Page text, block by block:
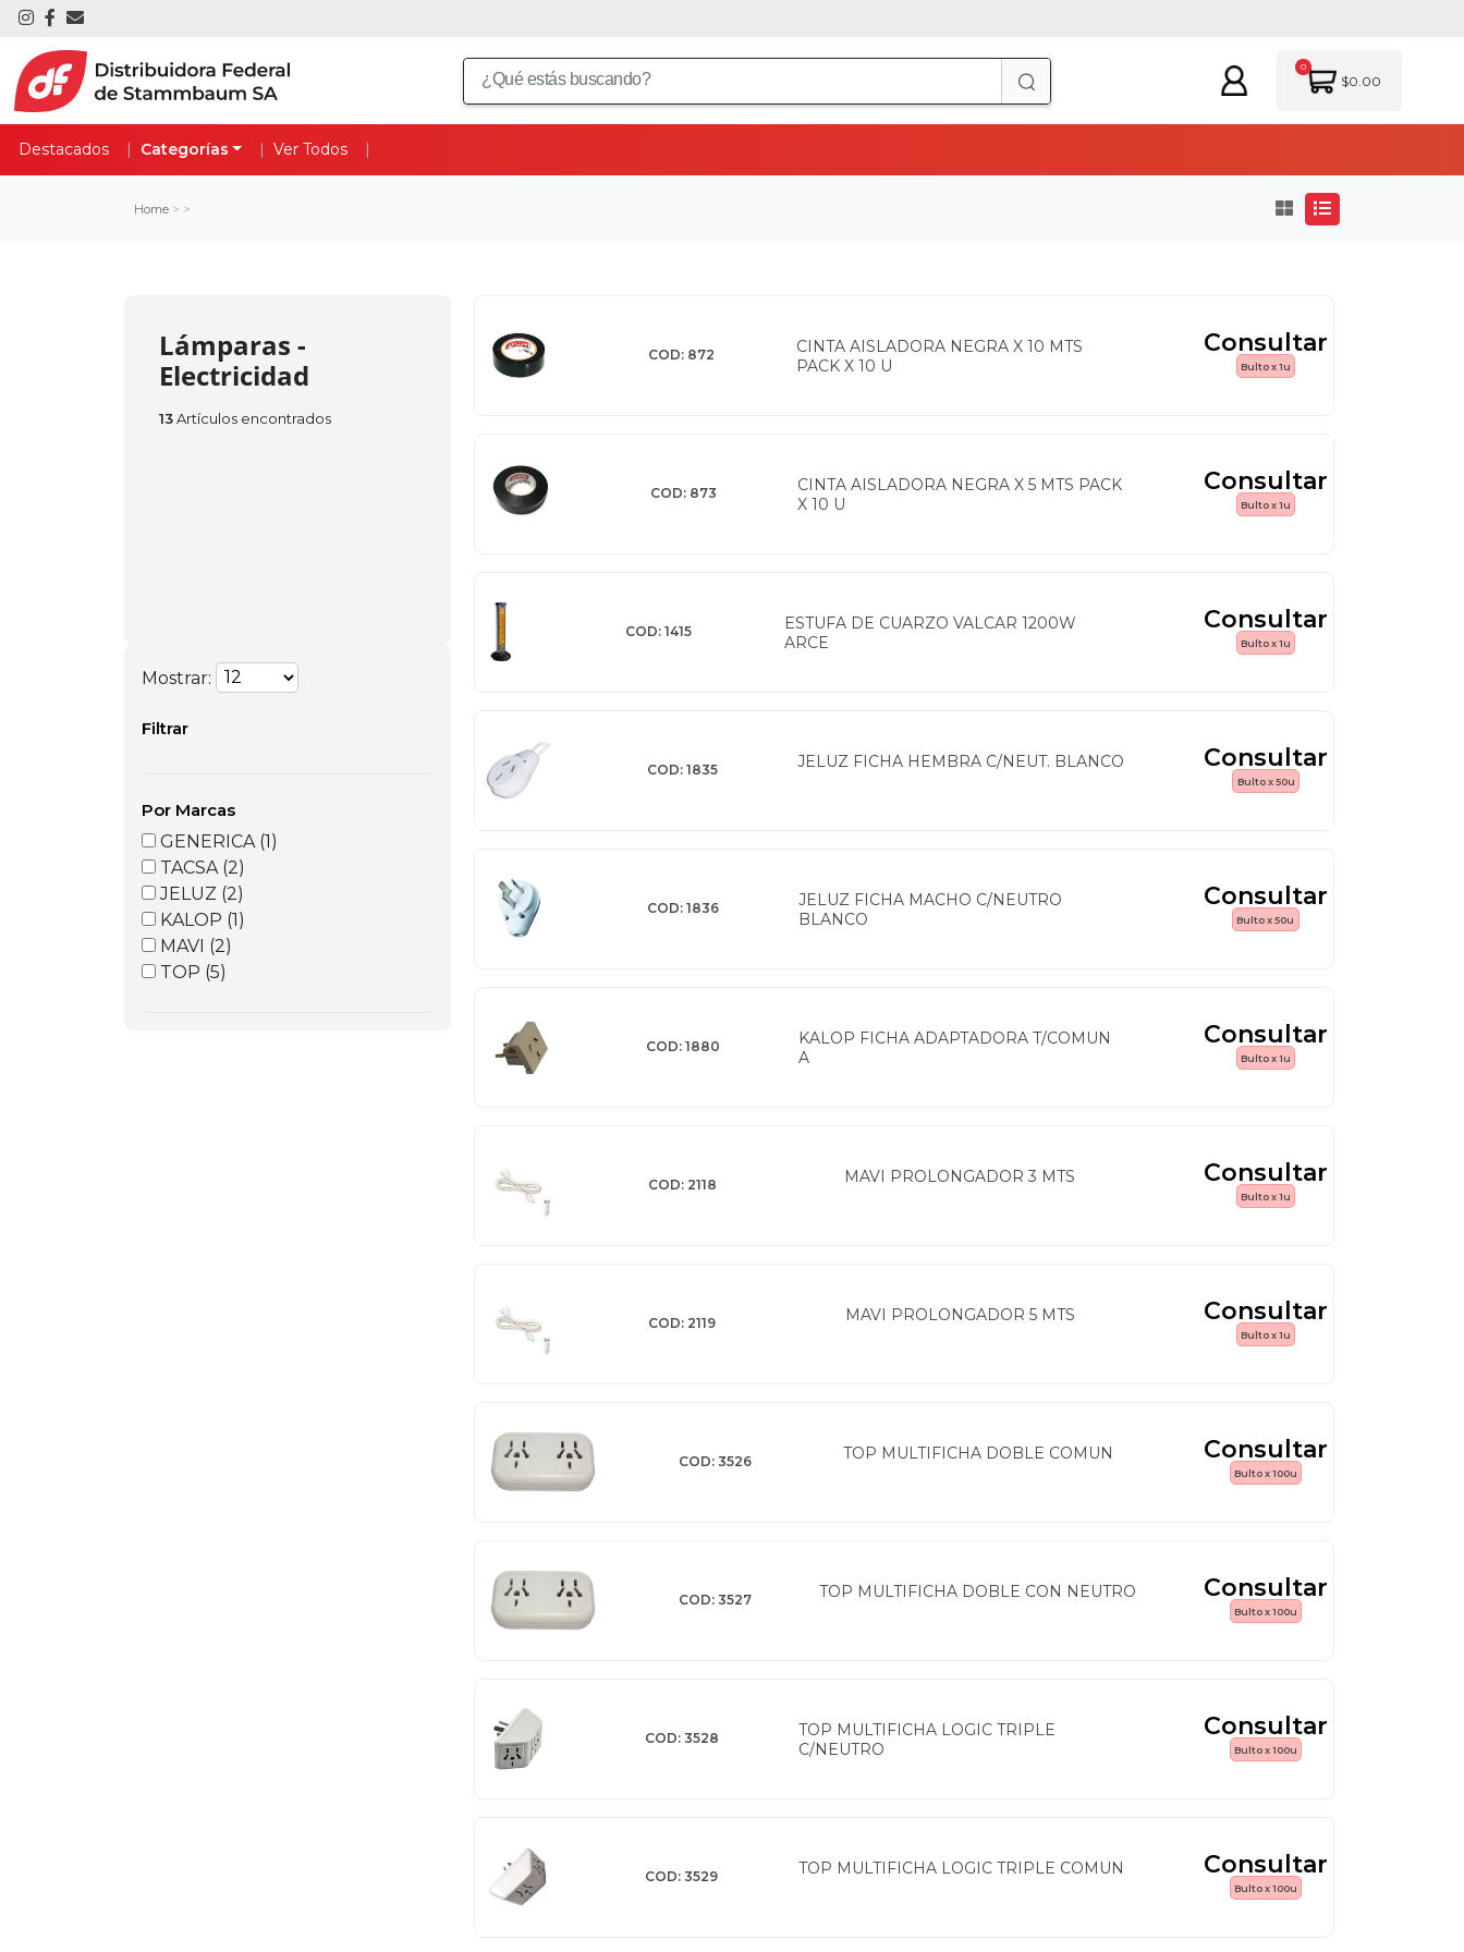
0
$0.00
Destacados Categorías Ver Todos
Home> >
Lámparas -
Electricidad
13Artículos encontrados
Mostrar:
Filtrar
Por Marcas
GENERICA (1)
TACSA (2)
JELUZ (2)
KALOP (1)
MAVI (2)
TOP (5)
COD: 872
CINTA AISLADORA NEGRA X 10 MTS
PACK X 10 U
Consultar
Bulto x 1u
COD: 873
CINTA AISLADORA NEGRA X 5 MTS PACK
X 10 U
Consultar
Bulto x 1u
COD: 1415
ESTUFA DE CUARZO VALCAR 1200W
ARCE
Consultar
Bulto x 1u
COD: 1835 JELUZ FICHA HEMBRA C/NEUT. BLANCO Consultar
Bulto x 50u
COD: 1836
JELUZ FICHA MACHO C/NEUTRO
BLANCO
Consultar
Bulto x 50u
COD: 1880
KALOP FICHA ADAPTADORA T/COMUN
A
Consultar
Bulto x 1u
COD: 2118 MAVI PROLONGADOR 3 MTS Consultar
Bulto x 1u
COD: 2119 MAVI PROLONGADOR 5 MTS Consultar
Bulto x 1u
COD: 3526 TOP MULTIFICHA DOBLE COMUN Consultar
Bulto x 100u
COD: 3527 TOP MULTIFICHA DOBLE CON NEUTRO Consultar
Bulto x 100u
COD: 3528
TOP MULTIFICHA LOGIC TRIPLE
C/NEUTRO
Consultar
Bulto x 100u
COD: 3529 TOP MULTIFICHA LOGIC TRIPLE COMUN Consultar
Bulto x 100u